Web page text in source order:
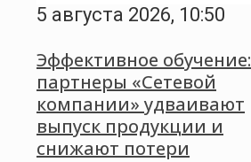
5 августа 2026, 10:50
Эффективное обучение:
партнеры «Сетевой
компании» удваивают
выпуск продукции и
снижают потери